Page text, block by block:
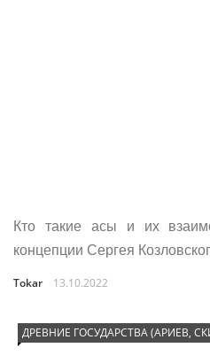
Кто такие асы и их
концепции Сергея
Tokar 13.10.2022
ДРЕВНИЕ ГОСУДАРСТВА (АРИЕВ,